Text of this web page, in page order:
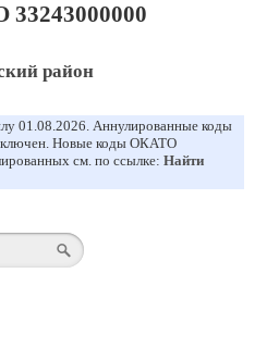
район
01.08.2026. Аннулированные коды
Новые коды ОКАТО
см. по ссылке: Найти